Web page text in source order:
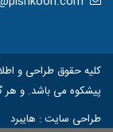
کلیه حقوق طراحی و
پیشکوه می باشد. و هر
طراحی سایت: هایبرد